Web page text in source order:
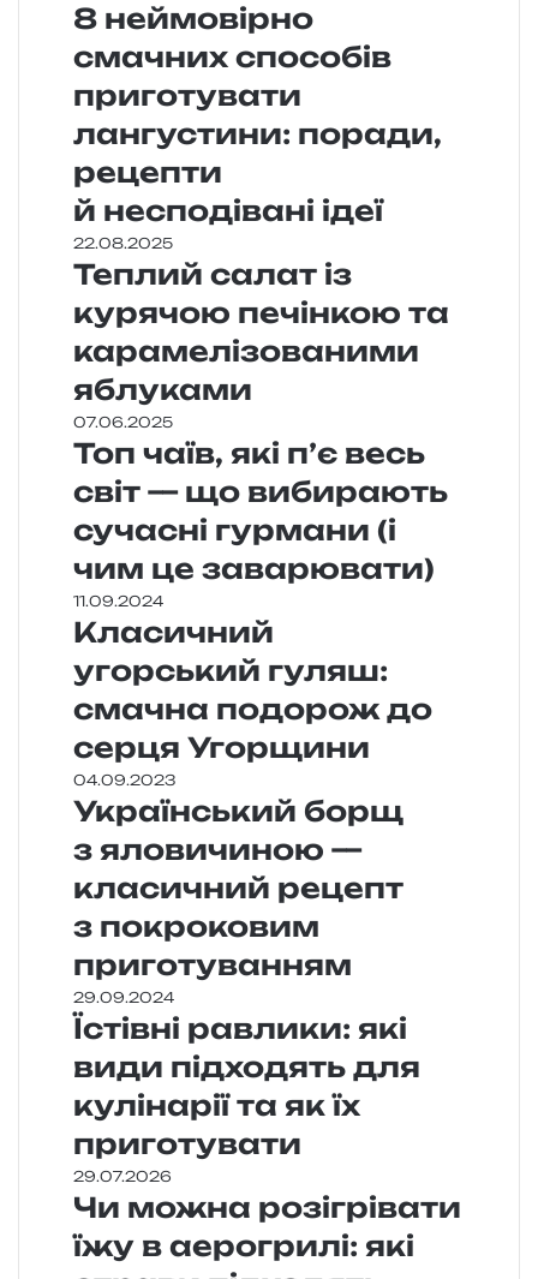
8 неймовірно
смачних способів
приготувати
лангустини: поради,
рецепти
й несподівані ідеї
22.08.2025
Теплий салат із
курячою печінкою та
карамелізованими
яблуками
07.06.2025
Топ чаїв, які п’є весь
світ — що вибирають
сучасні гурмани (і
чим це заварювати)
11.09.2024
Класичний
угорський гуляш:
смачна подорож до
серця Угорщини
04.09.2023
Український борщ
з яловичиною —
класичний рецепт
з покроковим
приготуванням
29.09.2024
Їстівні равлики: які
види підходять для
кулінарії та як їх
приготувати
29.07.2026
Чи можна розігрівати
їжу в аерогрилі: які